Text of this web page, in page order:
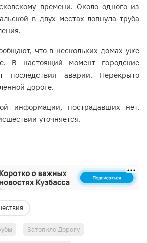
времени. Около одного из
в двух местах лопнула труба
что в нескольких домах уже
В настоящий момент городские
последствия аварии. Перекрыто
дороге.
информации, пострадавших нет.
уточняется.
Затопило Дорогу